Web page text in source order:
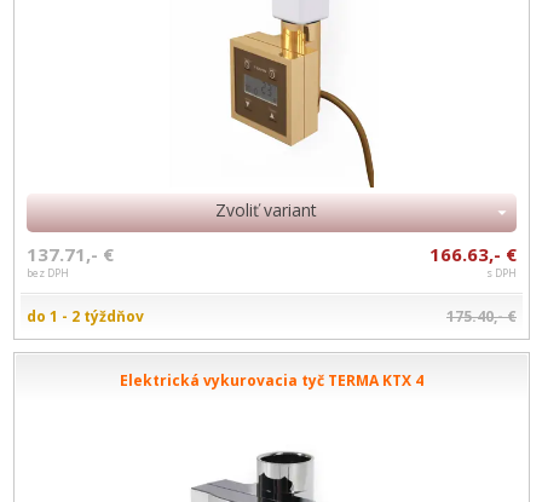
Zvoliť variant
137.71,- €
bez DPH
166.63,- €
s DPH
do 1 - 2 týždňov 175.40,- €
Elektrická vykurovacia tyč TERMA KTX 4